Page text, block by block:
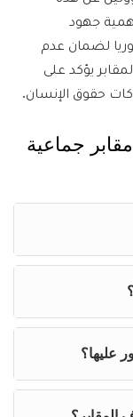
جهود
لضمان عدم
يؤكد على
حقوق الإنسان.
أسئلة شائعة حول العثور على 4 مقابر جماعية
عليها؟